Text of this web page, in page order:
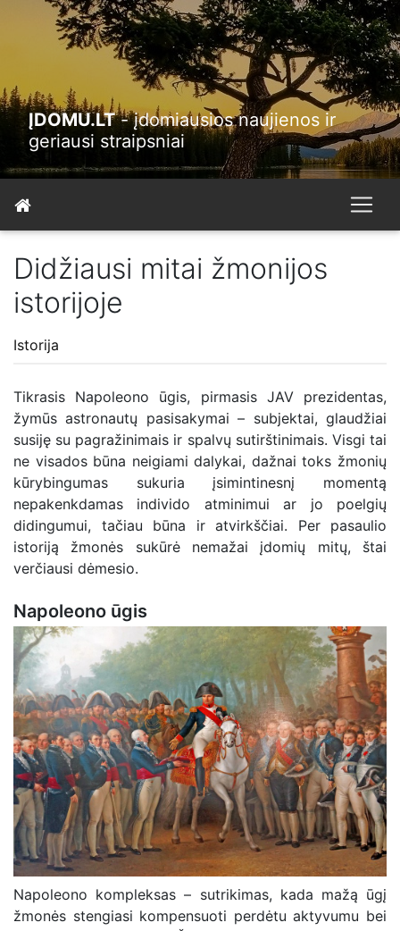
ĮDOMU.LT- įdomiausios naujienos ir
geriausi straipsniai
Didžiausi mitai žmonijos
istorijoje
Istorija
Tikrasis Napoleono ūgis, pirmasis JAV prezidentas,
žymūs astronautų pasisakymai – subjektai, glaudžiai
susiję su pagražinimais ir spalvų sutirštinimais. Visgi tai
ne visados būna neigiami dalykai, dažnai toks žmonių
kūrybingumas sukuria įsimintinesnį momentą
nepakenkdamas individo atminimui ar jo poelgių
didingumui, tačiau būna ir atvirkščiai. Per pasaulio
istoriją žmonės sukūrė nemažai įdomių mitų, štai
verčiausi dėmesio.
Napoleono ūgis
Napoleono kompleksas – sutrikimas, kada mažą ūgį
žmonės stengiasi kompensuoti perdėtu aktyvumu bei